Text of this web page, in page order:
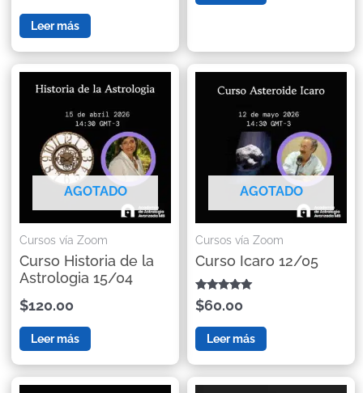
Leer más
AGOTADO
Cursos vía Zoom
Curso Historia de la
Astrologia 15/04
$120.00
Leer más
AGOTADO
Cursos vía Zoom
Curso Icaro 12/05
Valorado con
5.00
$60.00
Leer más